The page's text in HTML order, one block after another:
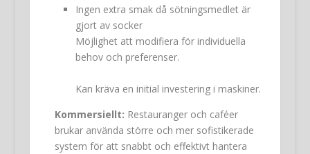
Ingen extra smak då sötningsmedlet är
gjort av socker
Möjlighet att modifiera för individuella
behov och preferenser.
Kan kräva en initial investering i maskiner.
Kommersiellt: Restauranger och caféer
brukar använda större och mer sofistikerade
system för att snabbt och effektivt hantera